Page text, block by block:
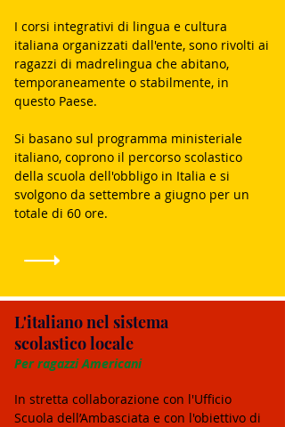
I corsi integrativi di lingua e cultura
italiana organizzati dall'ente, sono rivolti ai
ragazzi di madrelingua che abitano,
temporaneamente o stabilmente, in
questo Paese.
Si basano sul programma ministeriale
italiano, coprono il percorso scolastico
della scuola dell'obbligo in Italia e si
svolgono da settembre a giugno per un
totale di 60 ore.
L'italiano nel sistema
scolastico locale
Per ragazzi Americani
In stretta collaborazione con l'Ufficio
Scuola dell’Ambasciata e con l'obiettivo di